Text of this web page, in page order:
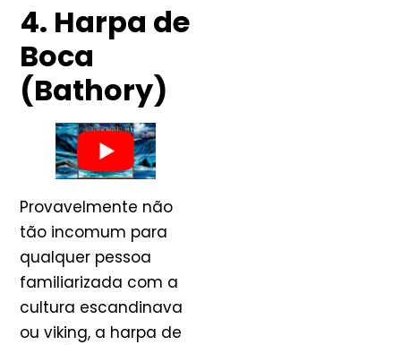
4. Harpa de
Boca
(Bathory)
Provavelmente não
tão incomum para
qualquer pessoa
familiarizada com a
cultura escandinava
ou viking, a harpa de